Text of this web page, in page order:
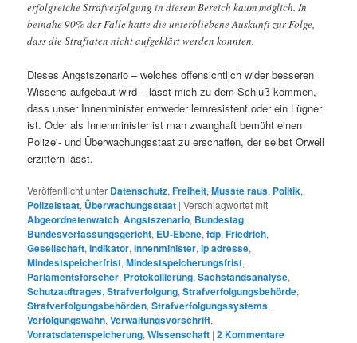
erfolgreiche Strafverfolgung in diesem Bereich kaum möglich. In
beinahe 90% der Fälle hatte die unterbliebene Auskunft zur Folge,
dass die Straftaten nicht aufgeklärt werden konnten.
Dieses Angstszenario – welches offensichtlich wider besseren
Wissens aufgebaut wird – lässt mich zu dem Schluß kommen,
dass unser Innenminister entweder lernresistent oder ein Lügner
ist. Oder als Innenminister ist man zwanghaft bemüht einen
Polizei- und Überwachungsstaat zu erschaffen, der selbst Orwell
erzittern lässt.
Veröffentlicht unter Datenschutz,Freiheit,Musste raus, Politik,
Polizeistaat, Überwachungsstaat |Verschlagwortet mit
Abgeordnetenwatch,Angstszenario, Bundestag,
Bundesverfassungsgericht, EU-Ebene,fdp,Friedrich,
Gesellschaft,Indikator,Innenminister,ip adresse,
Mindestspeicherfrist,Mindestspeicherungsfrist,
Parlamentsforscher, Protokollierung,Sachstandsanalyse,
Schutzauftrages,Strafverfolgung,Strafverfolgungsbehörde,
Strafverfolgungsbehörden,Strafverfolgungssystems,
Verfolgungswahn,Verwaltungsvorschrift,
Vorratsdatenspeicherung,Wissenschaft |2Kommentare